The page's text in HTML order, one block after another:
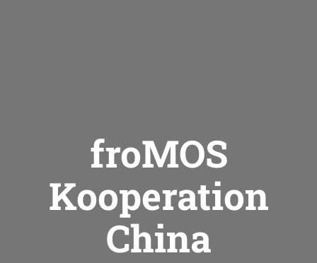
froMOS
Kooperation
China